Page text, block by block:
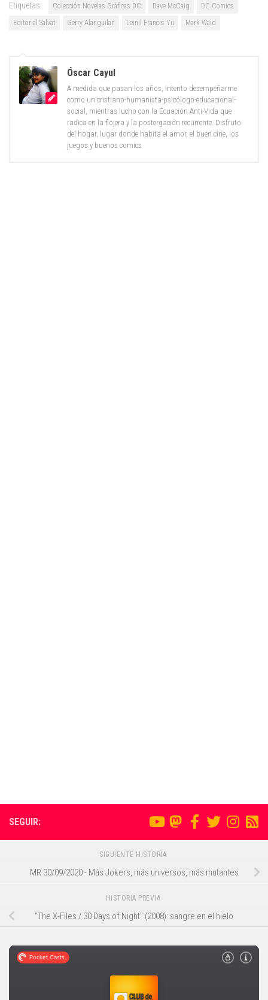
Etiquetas: Colección Novelas Gráficas DC Dave McCaig
DC Comics
Editorial Salvat
Gerry Alanguilan Leinil Francis Yu Mark Waid
Óscar Cayul
A medida que pasan los años, intento desempeñarme
como un cristiano-humanista-psicólogo-educacional-
social, mientras lucho con la Ecuación Anti-Vida que
radica en la flojera y la postergación recurrente. Disfruto
del hogar, lugar donde habita el amor, el buen cine, los
juegos y buenos comics
SEGUIR:
SIGUIENTE HISTORIA
MR 30/09/2020 - Más Jokers, más universos, más mutantes
HISTORIA PREVIA
"The X-Files / 30 Days of Night" (2008): sangre en el hielo